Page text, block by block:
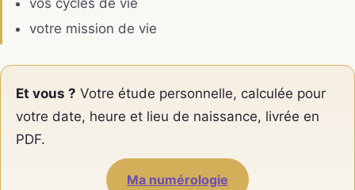
vos cycles de vie
votre mission de vie
Et vous ? Votre étude personnelle, calculée pour
votre date, heure et lieu de naissance, livrée en
PDF.
Ma numérologie